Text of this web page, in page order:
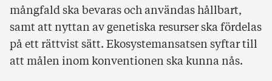
mångfald ska bevaras och användas hållbart,
samt att nyttan av genetiska resurser ska fördelas
på ett rättvist sätt. Ekosystemansatsen syftar till
att målen inom konventionen ska kunna nås.